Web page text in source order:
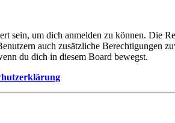
sein, um dich anmelden zu können. Die
auch zusätzliche Berechtigungen
du dich in diesem Board bewegst.